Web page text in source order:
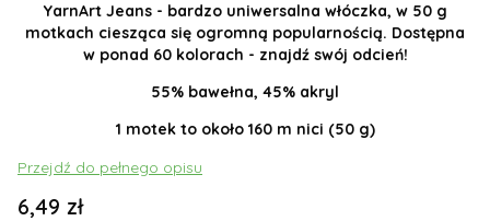
YarnArt Jeans - bardzo uniwersalna włóczka, w 50 g
motkach ciesząca się ogromną popularnością. Dostępna
w ponad 60 kolorach - znajdź swój odcień!
55% bawełna, 45% akryl
1 motek to około 160 m nici (50 g)
Przejdź do pełnego opisu
Cena
6,49 zł